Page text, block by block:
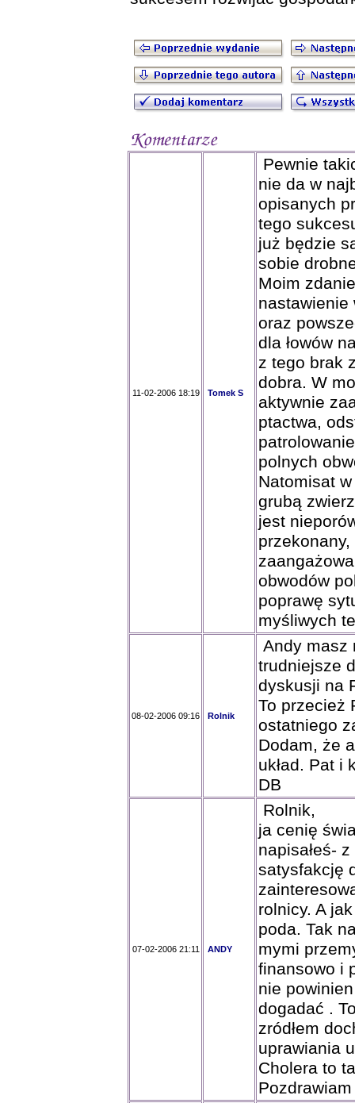
11-02-2006 18:19 Tomek S
Pewnie
nie da w
opisanych
tego
już będzie
sobie
Moim
oraz
dla łowów
z tego brak
dobra. W
aktywnie
ptactwa,
polnych
Natomisat
grubą
jest
obwodów
poprawę
myśliwych
08-02-2006 09:16 Rolnik
Andy masz
trudniejsze
dyskusji na
To przecież
ostatniego
Dodam, że
układ. Pat i
DB
07-02-2006 21:11 ANDY
Rolnik,
ja cenię
napisałeś-
satysfakcję
rolnicy. A
poda. Tak
mymi
finansowo i
nie
dogadać .
zródłem
uprawiania
Cholera to
Pozdrawiam